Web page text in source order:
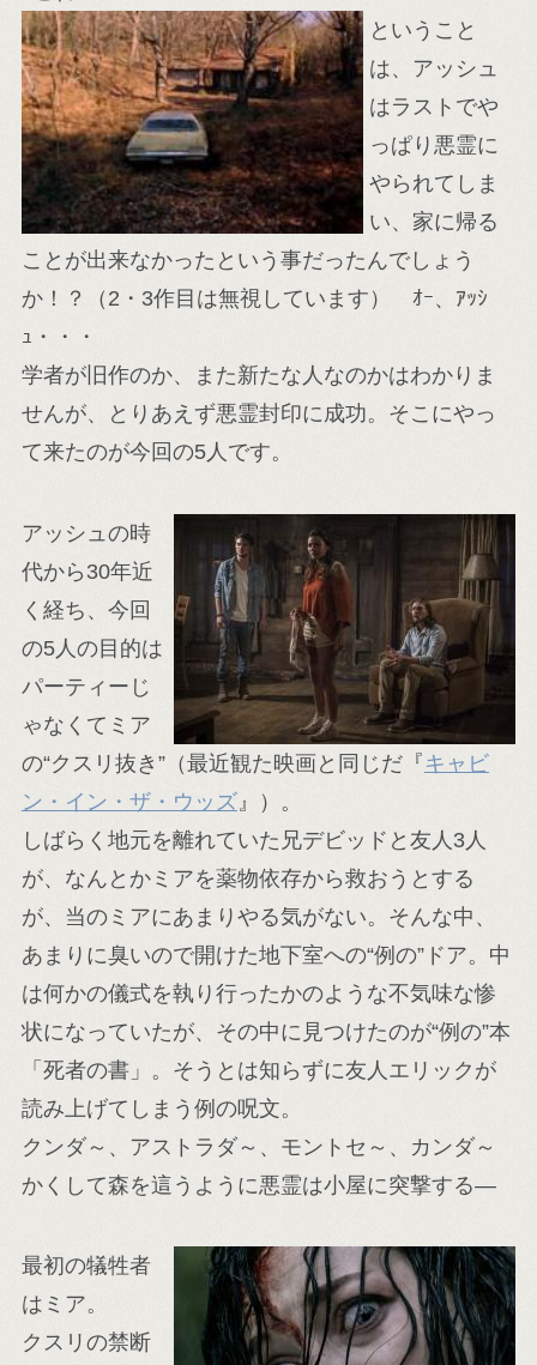
ということ
は、アッシュ
はラストでや
っぱり悪霊に
やられてしま
い、家に帰る
ことが出来なかったという事だったんでしょう
か！？（2・3作目は無視しています） ｵｰ、ｱｯｼ
ｭ・・・
学者が旧作のか、また新たな人なのかはわかりま
せんが、とりあえず悪霊封印に成功。そこにやっ
て来たのが今回の5人です。
アッシュの時
代から30年近
く経ち、今回
の5人の目的は
パーティーじ
ゃなくてミア
の“クスリ抜き”（最近観た映画と同じだ『キャビ
ン・イン・ザ・ウッズ』）。
しばらく地元を離れていた兄デビッドと友人3人
が、なんとかミアを薬物依存から救おうとする
が、当のミアにあまりやる気がない。そんな中、
あまりに臭いので開けた地下室への“例の”ドア。中
は何かの儀式を執り行ったかのような不気味な惨
状になっていたが、その中に見つけたのが“例の”本
「死者の書」。そうとは知らずに友人エリックが
読み上げてしまう例の呪文。
クンダ～、アストラダ～、モントセ～、カンダ～
かくして森を這うように悪霊は小屋に突撃する―
最初の犠牲者
はミア。
クスリの禁断